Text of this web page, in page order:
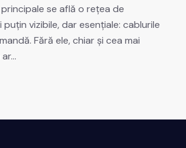
se află o rețea de
vizibile, dar esențiale: cablurile
Fără ele, chiar și cea mai